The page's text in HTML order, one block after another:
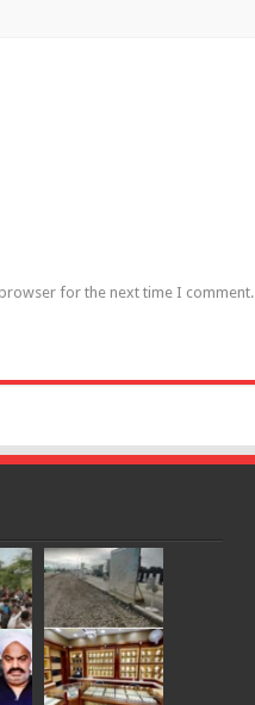
for the next time I comment.